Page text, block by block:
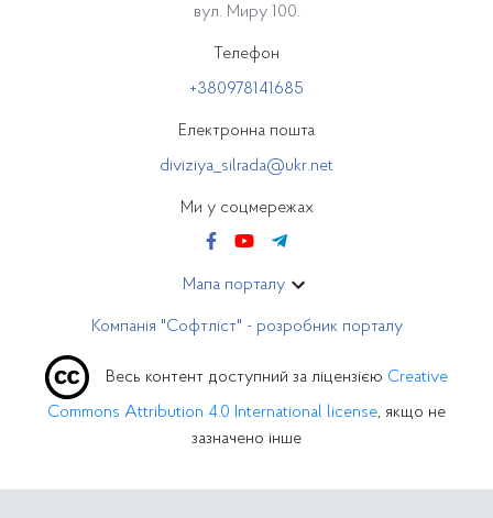
вул. Миру 100.
Телефон
+380978141685
Електронна пошта
diviziya_silrada@ukr.net
Ми у соцмережах
Мапа порталу
Компанія "Софтліст" - розробник порталу
Весь контент доступний за ліцензією Creative
Commons Attribution 4.0 International license, якщо не
зазначено інше